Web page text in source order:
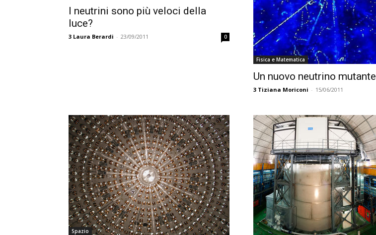
I neutrini sono più veloci della
luce?
3 Laura Berardi - 23/09/2011 0
Fisica e Matematica
Un nuovo neutrino mutante
3 Tiziana Moriconi - 15/06/2011
Spazio